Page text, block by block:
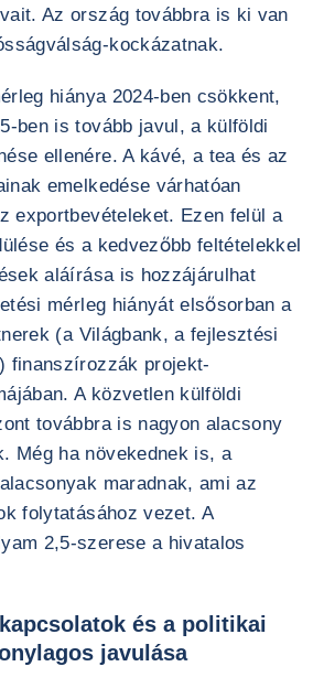
Az ország továbbra is ki van
kockázatnak.
hiánya 2024-ben csökkent,
ben is tovább javul, a külföldi
ellenére. A kávé, a tea és az
emelkedése várhatóan
exportbevételeket. Ezen felül a
és a kedvezőbb feltételekkel
aláírása is hozzájárulhat
mérleg hiányát elsősorban a
(a Világbank, a fejlesztési
finanszírozzák projekt-
A közvetlen külföldi
továbbra is nagyon alacsony
Még ha növekednek is, a
maradnak, ami az
folytatásához vezet. A
2,5-szerese a hivatalos
és a politikai
javulása